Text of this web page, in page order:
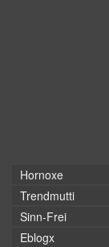
Hornoxe
Trendmutti
Sinn-Frei
Eblogx